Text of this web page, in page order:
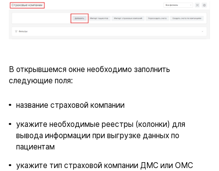
В открывшемся окне необходимо заполнить
следующие поля:
название страховой компании
укажите необходимые реестры (колонки) для
вывода информации при выгрузке данных по
пациентам
укажите тип страховой компании ДМС или ОМС